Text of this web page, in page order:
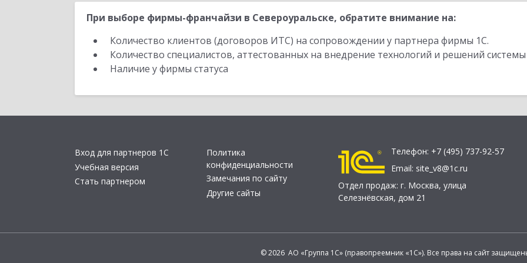
При выборе фирмы-франчайзи в Североуральске, обратите внимание на:
Количество клиентов (договоров ИТС) на сопровождении у партнера фирмы 1С.
Количество специалистов, аттестованных на внедрение технологий и решений
Наличие у фирмы статуса
Вход для партнеров 1С
Учебная версия
Стать партнером
Политика
конфиденциальности
Замечания по сайту
Другие сайты
Телефон: +7 (495) 737-92-57
Email: site_v8@1c.ru
Отдел продаж: г. Москва, улица
Селезнёвская, дом 21
© 2026 АО «Группа 1С» (правопреемник «1С»). Все права на сайт